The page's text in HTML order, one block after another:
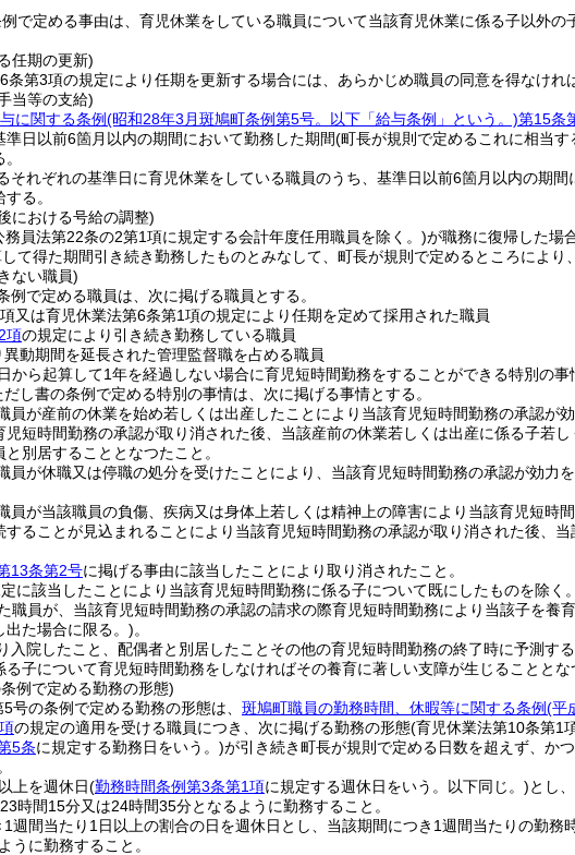
で定める事由は、育児休業をしている職員について当該育児休業に係る子以外の
任期の更新)
第3項の規定により任期を更新する場合には、あらかじめ職員の同意を得なけれ
当等の支給)
に関する条例(昭和28年3月斑鳩町条例第5号。以下「給与条例」という。)第15条
日以前6箇月以内の期間において勤務した期間(町長が規則で定めるこれに相当す
それぞれの基準日に育児休業をしている職員のうち、基準日以前6箇月以内の期間
る。
における号給の調整)
務員法第22条の2第1項に規定する会計年度任用職員を除く。)が職務に復帰した場
て得た期間引き続き勤務したものとみなして、町長が規則で定めるところにより
ない職員)
で定める職員は、次に掲げる職員とする。
又は育児休業法第6条第1項の規定により任期を定めて採用された職員
項の規定により引き続き勤務している職員
動期間を延長された管理監督職を占める職員
から起算して1年を経過しない場合に育児短時間勤務をすることができる特別の事
し書の条例で定める特別の事情は、次に掲げる事情とする。
員が産前の休業を始め若しくは出産したことにより当該育児短時間勤務の承認が
短時間勤務の承認が取り消された後、当該産前の休業若しくは出産に係る子若し
別居することとなつたこと。
員が休職又は停職の処分を受けたことにより、当該育児短時間勤務の承認が効力
員が当該職員の負傷、疾病又は身体上若しくは精神上の障害により当該育児短時
ることが見込まれることにより当該育児短時間勤務の承認が取り消された後、
13条第2号に掲げる事由に該当したことにより取り消されたこと。
に該当したことにより当該育児短時間勤務に係る子について既にしたものを除く
職員が、当該育児短時間勤務の承認の請求の際育児短時間勤務により当該子を養
出た場合に限る。)。
入院したこと、配偶者と別居したことその他の育児短時間勤務の終了時に予測す
子について育児短時間勤務をしなければその養育に著しい支障が生じることとな
例で定める勤務の形態)
号の条例で定める勤務の形態は、 斑鳩町職員の勤務時間、休暇等に関する条例(平
の規定の適用を受ける職員につき、次に掲げる勤務の形態(育児休業法第10条第1
5条に規定する勤務日をいう。)が引き続き町長が規則で定める日数を超えず、か
上を週休日(勤務時間条例第3条第1項に規定する週休日をいう。以下同じ。)とし
時間15分又は24時間35分となるように勤務すること。
週間当たり1日以上の割合の日を週休日とし、当該期間につき1週間当たりの勤務
うに勤務すること。